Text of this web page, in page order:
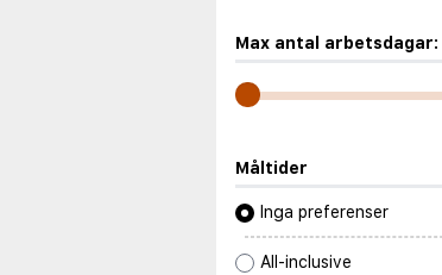
Max antal arbetsdagar:
Måltider
Inga preferenser
All-inclusive